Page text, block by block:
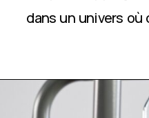
dans un univers